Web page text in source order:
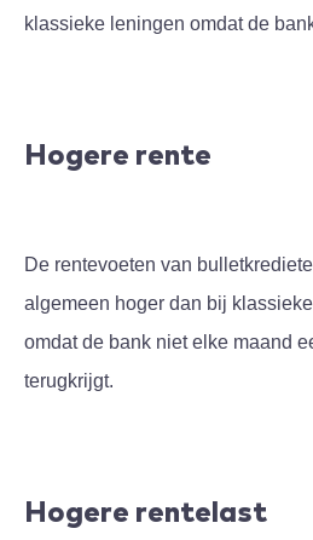
klassieke leningen omdat de
Hogere rente
De rentevoeten van
algemeen hoger dan bij
omdat de bank niet elke maand
terugkrijgt.
Hogere rentelast